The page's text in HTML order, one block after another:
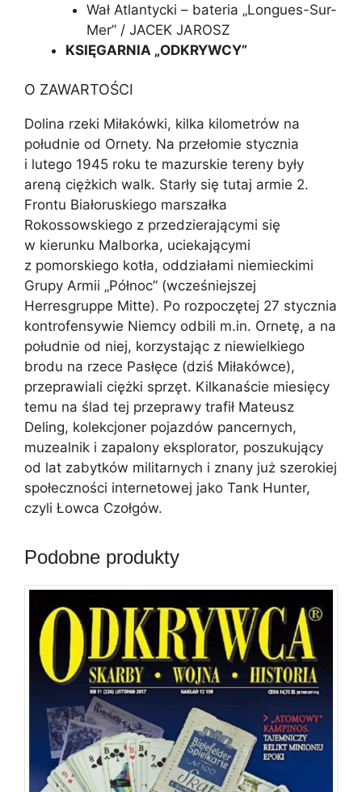
Wał Atlantycki – bateria „Longues-Sur-
Mer” / JACEK JAROSZ
KSIĘGARNIA „ODKRYWCY”
O ZAWARTOŚCI
Dolina rzeki Miłakówki, kilka kilometrów na
południe od Ornety. Na przełomie stycznia
i lutego 1945 roku te mazurskie tereny były
areną ciężkich walk. Starły się tutaj armie 2.
Frontu Białoruskiego marszałka
Rokossowskiego z przedzierającymi się
w kierunku Malborka, uciekającymi
z pomorskiego kotła, oddziałami niemieckimi
Grupy Armii „Północ” (wcześniejszej
Herresgruppe Mitte). Po rozpoczętej 27 stycznia
kontrofensywie Niemcy odbili m.in. Ornetę, a na
południe od niej, korzystając z niewielkiego
brodu na rzece Pasłęce (dziś Miłakówce),
przeprawiali ciężki sprzęt. Kilkanaście miesięcy
temu na ślad tej przeprawy trafił Mateusz
Deling, kolekcjoner pojazdów pancernych,
muzealnik i zapalony eksplorator, poszukujący
od lat zabytków militarnych i znany już szerokiej
społeczności internetowej jako Tank Hunter,
czyli Łowca Czołgów.
Podobne produkty